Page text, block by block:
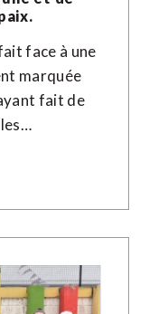
face à une
marquée
fait de